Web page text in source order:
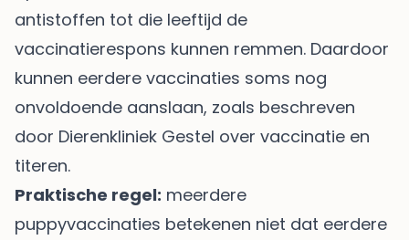
antistoffen tot die leeftijd de
vaccinatierespons kunnen remmen. Daardoor
kunnen eerdere vaccinaties soms nog
onvoldoende aanslaan, zoals beschreven
door Dierenkliniek Gestel over vaccinatie en
titeren.
Praktische regel: meerdere
puppyvaccinaties betekenen niet dat eerdere